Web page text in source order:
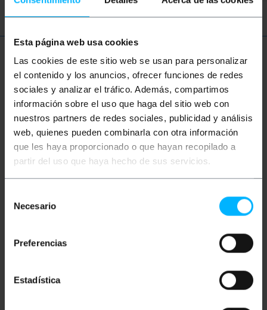
Esta página web usa cookies
Las cookies de este sitio web se usan para personalizar
el contenido y los anuncios, ofrecer funciones de redes
sociales y analizar el tráfico. Además, compartimos
información sobre el uso que haga del sitio web con
nuestros partners de redes sociales, publicidad y análisis
web, quienes pueden combinarla con otra información
que les haya proporcionado o que hayan recopilado a
partir del uso que haya hecho de sus servicios.
Necesario
Preferencias
Estadística
Meer informatie
Beschrijving
Simplex multi-mode (MM) glasvezelkabel die voldoet
aan de OM5-standaard (ANSI / TIA 492AAE). OM5-
kabels maken gebruik van geoptimaliseerde WBMMF
multimode-vezel van 50/125 µm, en maken een
uiteinde en SC / PC-connector aan het andere
uiteinde. 100% geverifieerde kabel, topkwaliteit en
centrale kern en zijn voering van 50/125 micron (µm).
Totale sectie van elke 3,0 mm kabel (inclusief kevlar-